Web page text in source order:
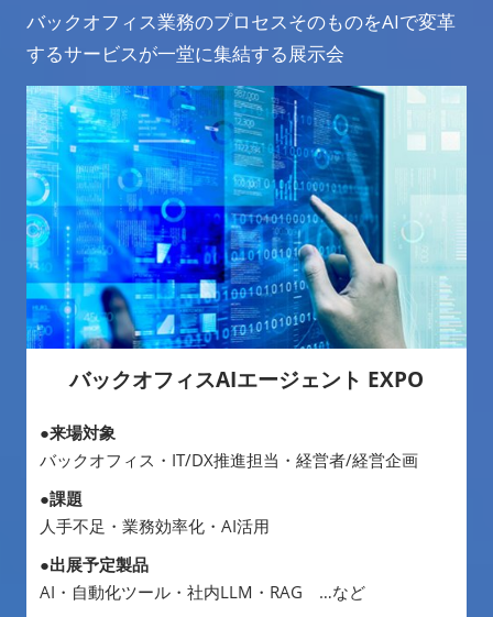
バックオフィス業務のプロセスそのものをAIで変革
するサービスが一堂に集結する展示会
バックオフィスAIエージェント EXPO
●来場対象
バックオフィス・IT/DX推進担当・経営者/経営企画
●課題
人手不足・業務効率化・AI活用
●出展予定製品
AI・自動化ツール・社内LLM・RAG …など